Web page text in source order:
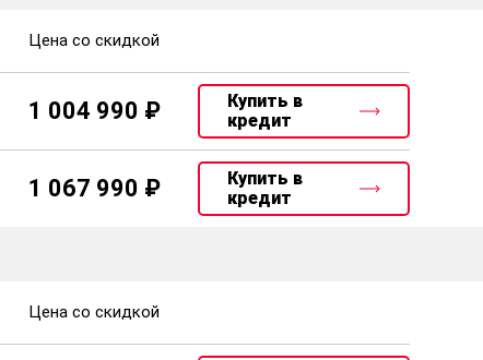
Цена со скидкой
1 004 990
Купить в
кредит
1 067 990
Купить в
кредит
Цена со скидкой